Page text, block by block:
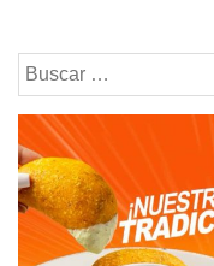
Buscar: